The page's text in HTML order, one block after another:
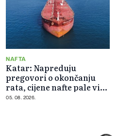
NAFTA
Katar: Napreduju
pregovori o okončanju
rata, cijene nafte pale više
od 5 posto
05. 08. 2026.